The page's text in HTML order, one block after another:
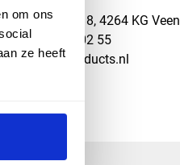
om ons
ze heeft
Veensesteeg 8, 4264 KG Veen
+31 416 75 02 55
info@vosproducts.nl